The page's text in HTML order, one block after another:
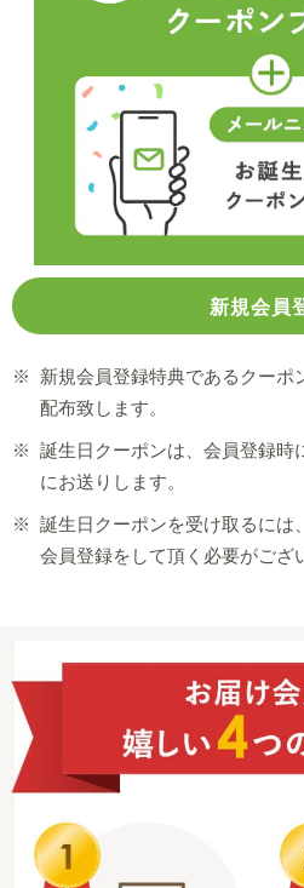
※
新規会員登録特典であるクーポ
配布致します。
※ 誕生日クーポンは、会員登録時
にお送りします。
※ 誕生日クーポンを受け取るには
会員登録をして頂く必要がござ